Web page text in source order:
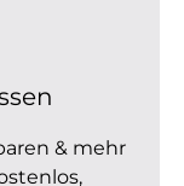
& mehr